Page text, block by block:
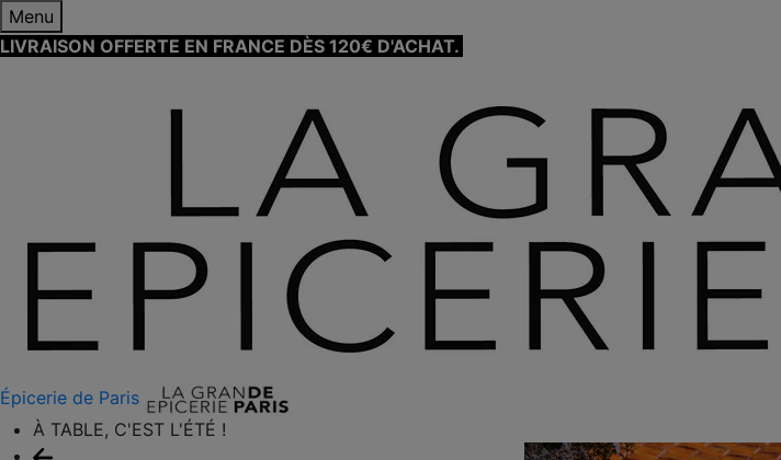
Menu
LIVRAISON OFFERTE EN FRANCE DÈS 120€ D'ACHAT.
Épicerie de Paris
À TABLE, C'EST L'ÉTÉ !